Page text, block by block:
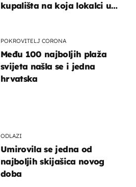
ODLAZI
Umirovila se jedna od
najboljih skijašica novog
doba
kupališta na koja lokalci u
POKROVITELJ CORONA
Među 100 najboljih plaža
svijeta našla se i jedna
hrvatska